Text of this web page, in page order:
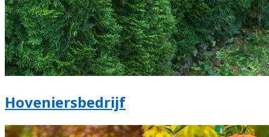
Hoveniersbedrijf